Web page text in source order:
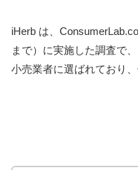
iHerb は、
まで）に実施した調査で
小売業者に選ばれており